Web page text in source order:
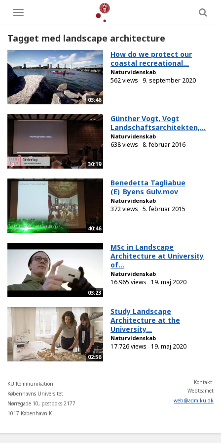
Toggle
menu
Tagget med landscape architecture
03:46
How do we protect our
coastal recreational...
Naturvidenskab
562 views 9. september 2020
30:19
Günther Vogt, Vogt
Landschaftsarchitekten,...
Naturvidenskab
638 views 8. februar 2016
40:46
Benedetta Tagliabue
(E)_Byens Gulv.mov
Naturvidenskab
372 views 5. februar 2015
03:23
MSc in Landscape
Architecture at University
of...
Naturvidenskab
16.965 views 19. maj 2020
02:56
Study Landscape
Architecture at the
University...
Naturvidenskab
17.726 views 19. maj 2020
KU Kommunikation
Københavns Universitet
Nørregade 10, postboks 2177
1017 København K
Kontakt:
Webteamet
web@adm ku dk